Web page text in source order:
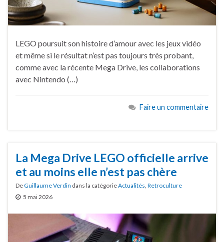
LEGO poursuit son histoire d’amour avec les jeux vidéo
et même si le résultat n’est pas toujours très probant,
comme avec la récente Mega Drive, les collaborations
avec Nintendo (…)
Faire un commentaire
La Mega Drive LEGO officielle arrive
et au moins elle n’est pas chère
DeGuillaume Verdin dans la catégorieActualités Retroculture
5 mai 2026